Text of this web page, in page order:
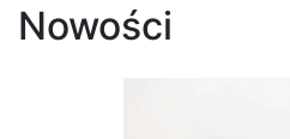
Nowości